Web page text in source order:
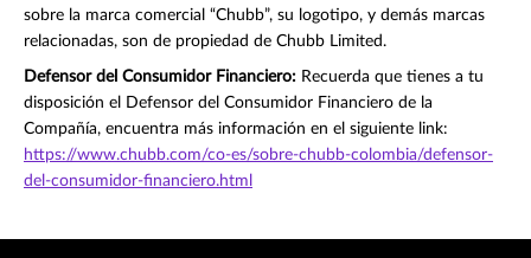
sobre la marca comercial “Chubb”, su logotipo, y demás marcas
relacionadas, son de propiedad de Chubb Limited.
Defensor del Consumidor Financiero: Recuerda que tienes a tu
disposición el Defensor del Consumidor Financiero de la
Compañía, encuentra más información en el siguiente link:
https://www.chubb.com/co-es/sobre-chubb-colombia/defensor-
del-consumidor-financiero.html